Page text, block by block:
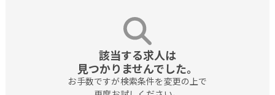
該当する求人は
見つかりませんでした。
お手数ですが検索条件を変更の上で